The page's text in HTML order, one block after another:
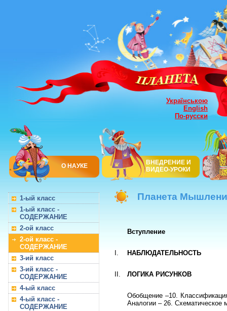
Українською
English
По-русски
О НАУКЕ
ВНЕДРЕНИЕ И
ВИДЕО-УРОКИ
1-ый класс
1-ый класс -
СОДЕРЖАНИЕ
2-ой класс
2-ой класс -
СОДЕРЖАНИЕ
3-ий класс
3-ий класс -
СОДЕРЖАНИЕ
4-ый класс
4-ый класс -
СОДЕРЖАНИЕ
Планета
Вступление
I. НАБЛЮДАТЕЛЬНОСТЬ
II. ЛОГИКА РИСУНКОВ
Обобщение –10.
Аналогии – 26. Схематическое